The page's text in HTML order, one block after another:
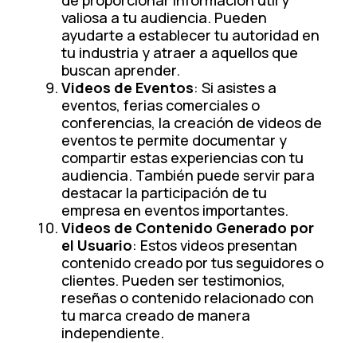
valiosa a tu audiencia. Pueden
ayudarte a establecer tu autoridad en
tu industria y atraer a aquellos que
buscan aprender.
Videos de Eventos: Si asistes a
eventos, ferias comerciales o
conferencias, la creación de videos de
eventos te permite documentar y
compartir estas experiencias con tu
audiencia. También puede servir para
destacar la participación de tu
empresa en eventos importantes.
Videos de Contenido Generado por
el Usuario: Estos videos presentan
contenido creado por tus seguidores o
clientes. Pueden ser testimonios,
reseñas o contenido relacionado con
tu marca creado de manera
independiente.